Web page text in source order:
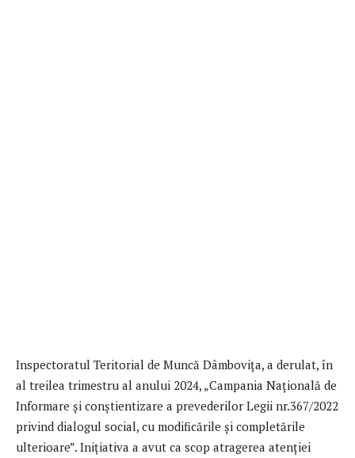
Inspectoratul Teritorial de Muncă Dâmbovița, a derulat, în
al treilea trimestru al anului 2024, „Campania Națională de
Informare și conștientizare a prevederilor Legii nr.367/2022
privind dialogul social, cu modificările și completările
ulterioare”. Inițiativa a avut ca scop atragerea atenției